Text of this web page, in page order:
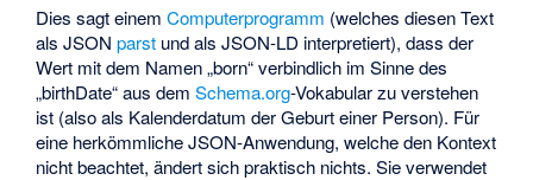
Dies sagt einemComputerprogramm (welches diesen Text
als JSONparst und als JSON-LD interpretiert), dass der
Wert mit dem Namen „born“ verbindlich im Sinne des
„birthDate“ aus demSchema.org-Vokabular zu verstehen
ist (also als Kalenderdatum der Geburt einer Person). Für
eine herkömmliche JSON-Anwendung, welche den Kontext
nicht beachtet, ändert sich praktisch nichts. Sie verwendet